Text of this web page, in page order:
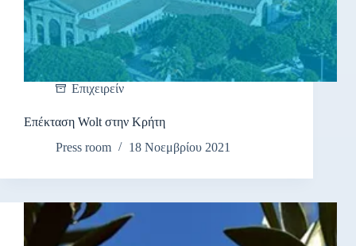
Επιχειρείν
Επέκταση Wolt στην Κρήτη
Press room
18 Νοεμβρίου 2021